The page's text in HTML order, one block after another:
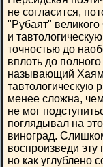
не согласится,
"Рубаят"
и
точностью до
вплоть до
называющий
тавтологическую
менее сложна,
не мог
поглядывал на
виноград.
воспроизведи
но как углублено